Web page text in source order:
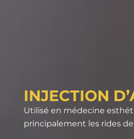
INJECTION
Utilisé en médecine
principalement les rides